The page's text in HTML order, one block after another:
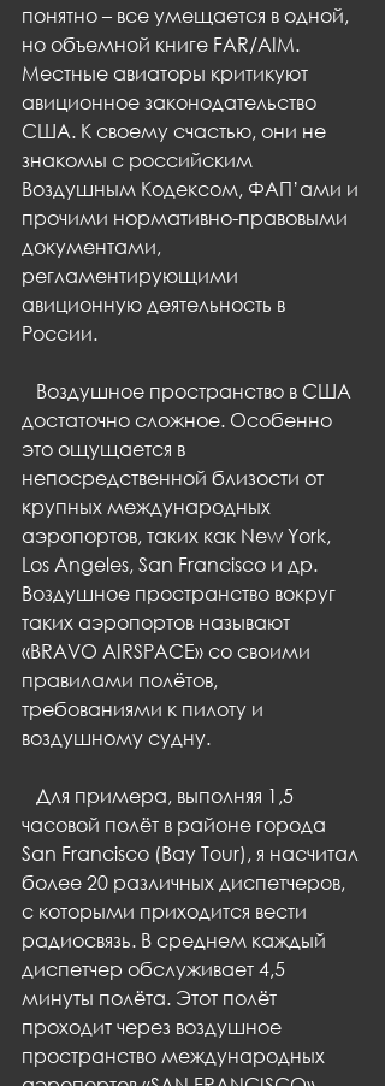
понятно – все умещается в одной,
но объемной книге FAR/AIM.
Местные авиаторы критикуют
авиционное законодательство
США. К своему счастью, они не
знакомы с российским
Воздушным Кодексом, ФАП’ами и
прочими нормативно-правовыми
документами,
регламентирующими
авиционную деятельность в
России.
достаточно сложное. Особенно
это ощущается в
непосредственной близости от
крупных международных
аэропортов, таких как New York,
Los Angeles, San Francisco и др.
Воздушное пространство вокруг
таких аэропортов называют
«BRAVO AIRSPACE» со своими
правилами полётов,
требованиями к пилоту и
воздушному судну.
часовой полёт в районе города
San Francisco (Bay Tour), я насчитал
более 20 различных диспетчеров,
с которыми приходится вести
радиосвязь. В среднем каждый
диспетчер обслуживает 4,5
минуты полёта. Этот полёт
проходит через воздушное
пространство международных